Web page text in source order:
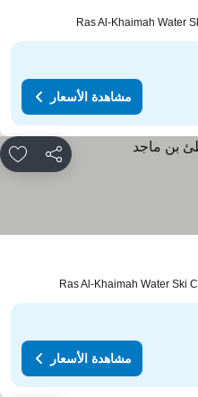
مشاهدة الأسعار
مشاركة
مشاهدة الأسعار